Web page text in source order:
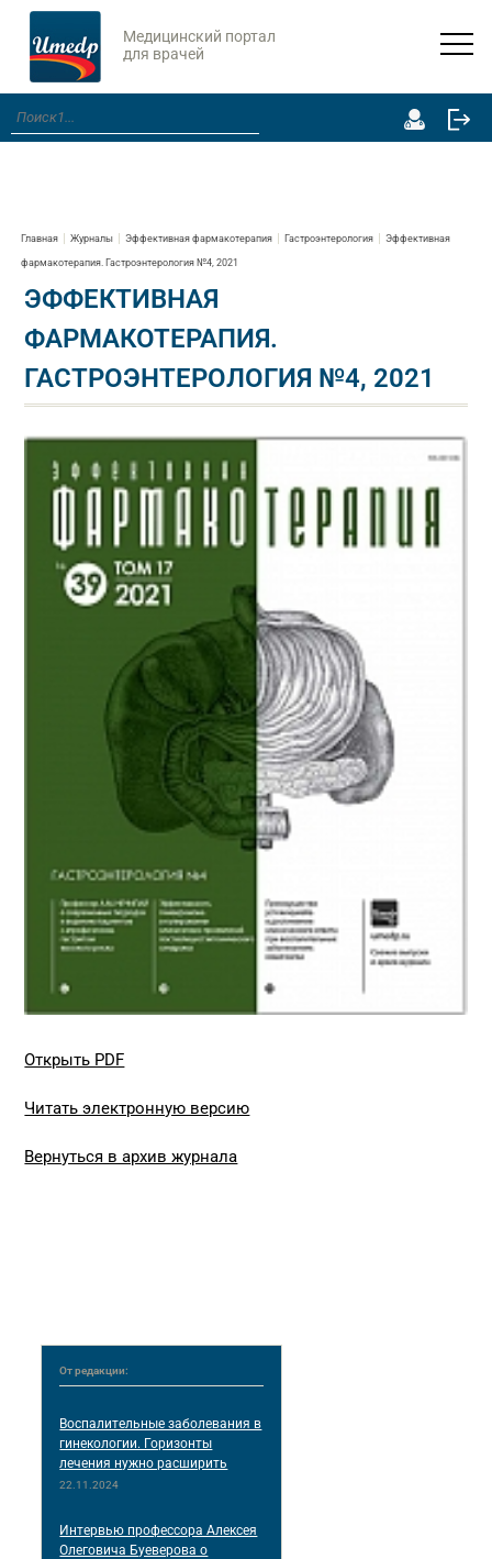
Медицинский портал
для врачей
Главная Журналы Эффективная фармакотерапия Гастроэнтерология Эффективная
фармакотерапия. Гастроэнтерология №4, 2021
ЭФФЕКТИВНАЯ
ФАРМАКОТЕРАПИЯ.
ГАСТРОЭНТЕРОЛОГИЯ №4, 2021
Открыть PDF
Читать электронную версию
Вернуться в архив журнала
От редакции:
Воспалительные заболевания в
гинекологии. Горизонты
лечения нужно расширить
22.11.2024
Интервью профессора Алексея
Олеговича Буеверова о